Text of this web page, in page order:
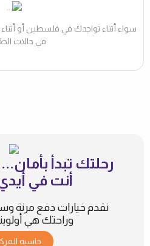
سواء أثناء تواجدك في فلسطين أو
في حالات
رحلتك تبدأ بأمان...
أنت في
نقدم خيارات دفع مرنة
وراحتك هي
حاسبه